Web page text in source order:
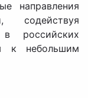
направления
содействуя
российских
к небольшим